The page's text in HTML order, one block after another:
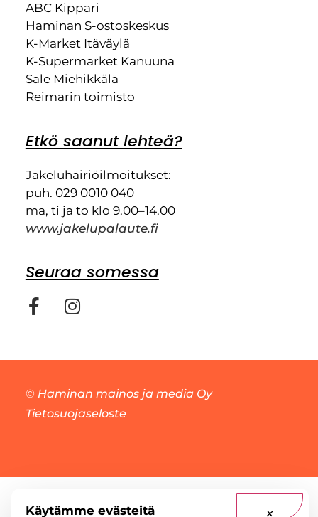
ABC Kippari
Haminan S-ostoskeskus
K-Market Itäväylä
K-Supermarket Kanuuna
Sale Miehikkälä
Reimarin toimisto
Etkö saanut lehteä?
Jakeluhäiriöilmoitukset:
puh. 029 0010 040
ma, ti ja to klo 9.00–14.00
www.jakelupalaute.fi
Seuraa somessa
© Haminan mainos ja media Oy
Tietosuojaseloste
Käytämme evästeitä